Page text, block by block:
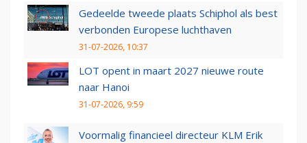
Gedeelde tweede plaats Schiphol als best
verbonden Europese luchthaven
31-07-2026, 10:37
LOT opent in maart 2027 nieuwe route
naar Hanoi
31-07-2026, 9:59
Voormalig financieel directeur KLM Erik